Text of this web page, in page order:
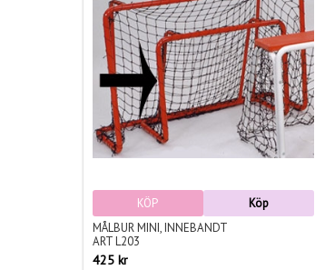
KÖP
Köp
MÅLBUR MINI, INNEBANDT
ART L203
425 kr